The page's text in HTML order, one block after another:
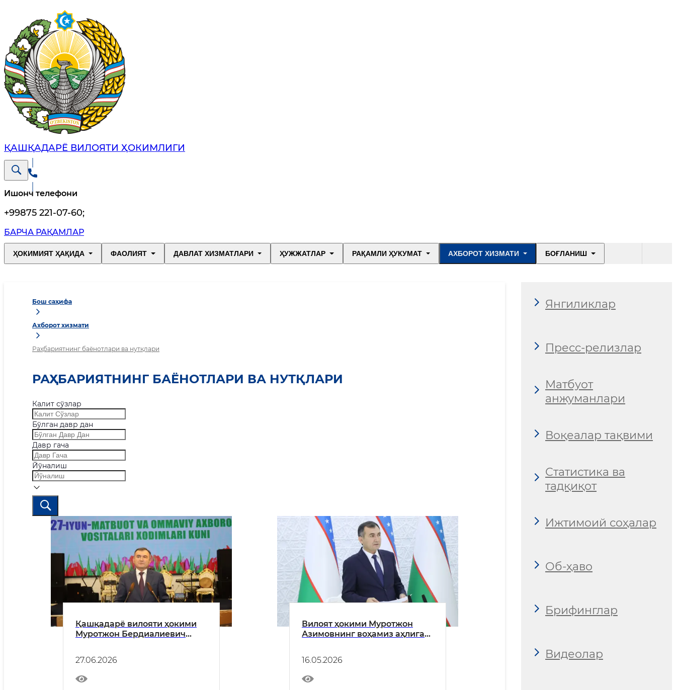
ҚАШҚАДАРЁ ВИЛОЯТИ ҲОКИМЛИГИ
Ишонч телефони
+99875 221-07-60;
БАРЧА РАҚАМЛАР
ҲОКИМИЯТ ҲАҚИДА ФАОЛИЯТ ДАВЛАТ ХИЗМАТЛАРИ ҲУЖЖАТЛАР РАҚАМЛИ ҲУКУМАТ АХБОРОТ ХИЗМАТИ БОҒЛАНИШ
Бош саҳифа
Ахборот хизмати
Раҳбариятнинг баёнотлари ва нутқлари
РАҲБАРИЯТНИНГ БАЁНОТЛАРИ ВА НУТҚЛАРИ
Калит сўзлар
Бўлган давр дан
Давр гача
Йўналиш
Қашқадарё вилояти ҳокими
Муротжон Бердиалиевич
воситалари ходимлари куни
муносабати билан соҳа
ходимларига байрам табриги
27.06.2026
Вилоят ҳокими Муротжон
Азимовнинг воҳамиз аҳлига
16.05.2026
Янгиликлар
Пресс-релизлар
Матбуот
анжуманлари
Воқеалар тақвими
Статистика ва
тадқиқот
Ижтимоий соҳалар
Об-ҳаво
Брифинглар
Видеолар